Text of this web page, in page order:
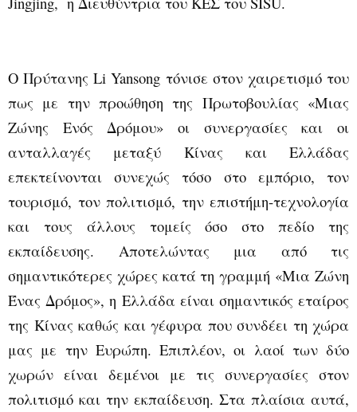
Ο ΠρύτανηςLi Yansong τόνισε στον χαιρετισμό του
πως με την προώθηση της Πρωτοβουλίας «Μιας
Ζώνης Ενός Δρόμου» οι συνεργασίες και οι
ανταλλαγές μεταξύ Κίνας και Ελλάδας
επεκτείνονται συνεχώς τόσο στο εμπόριο, τον
τουρισμό, τον πολιτισμό, την επιστήμη-τεχνολογία
και τους άλλους τομείς όσο στο πεδίο της
εκπαίδευσης. Αποτελώντας μια από τις
σημαντικότερες χώρες κατά τη γραμμή «Μια Ζώνη
Ένας Δρόμος», η Ελλάδα είναι σημαντικός εταίρος
της Κίνας καθώς και γέφυρα που συνδέει τη χώρα
μας με την Ευρώπη. Επιπλέον, οι λαοί των δύο
χωρών είναι δεμένοι με τις συνεργασίες στον
πολιτισμό και την εκπαίδευση. Στα πλαίσια αυτά,